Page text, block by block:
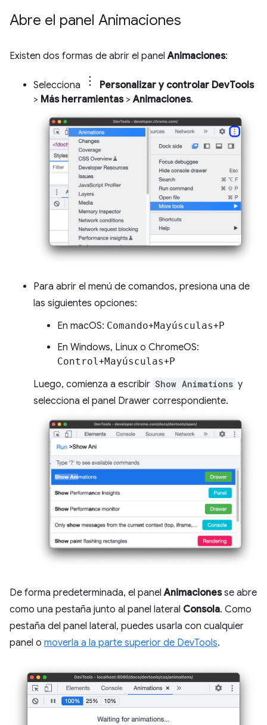
Abre el panel Animaciones
Existen dos formas de abrir el panelAnimaciones:
Selecciona
Personalizar y controlar DevTools
> Más herramientas>Animaciones.
Para abrir el menú de comandos, presiona una de
las siguientes opciones:
En macOS: Comando+Mayúsculas+P
En Windows, Linux o ChromeOS:
Control+Mayúsculas+P
Luego, comienza a escribir Show Animations y
selecciona el panel Drawer correspondiente.
De forma predeterminada, el panelAnimacionesse abre
como una pestaña junto al panel lateral Consola. Como
pestaña del panel lateral, puedes usarla con cualquier
panel o moverla a la parte superior de DevTools.